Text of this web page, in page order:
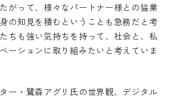
がって、様々なパートナー様との協業
の知見を積むということも急務だと考
ちも強い気持ちを持って、社会と、私
ーションに取り組みたいと考えていま
ー・鷺森アグリ氏の世界観、デジタル